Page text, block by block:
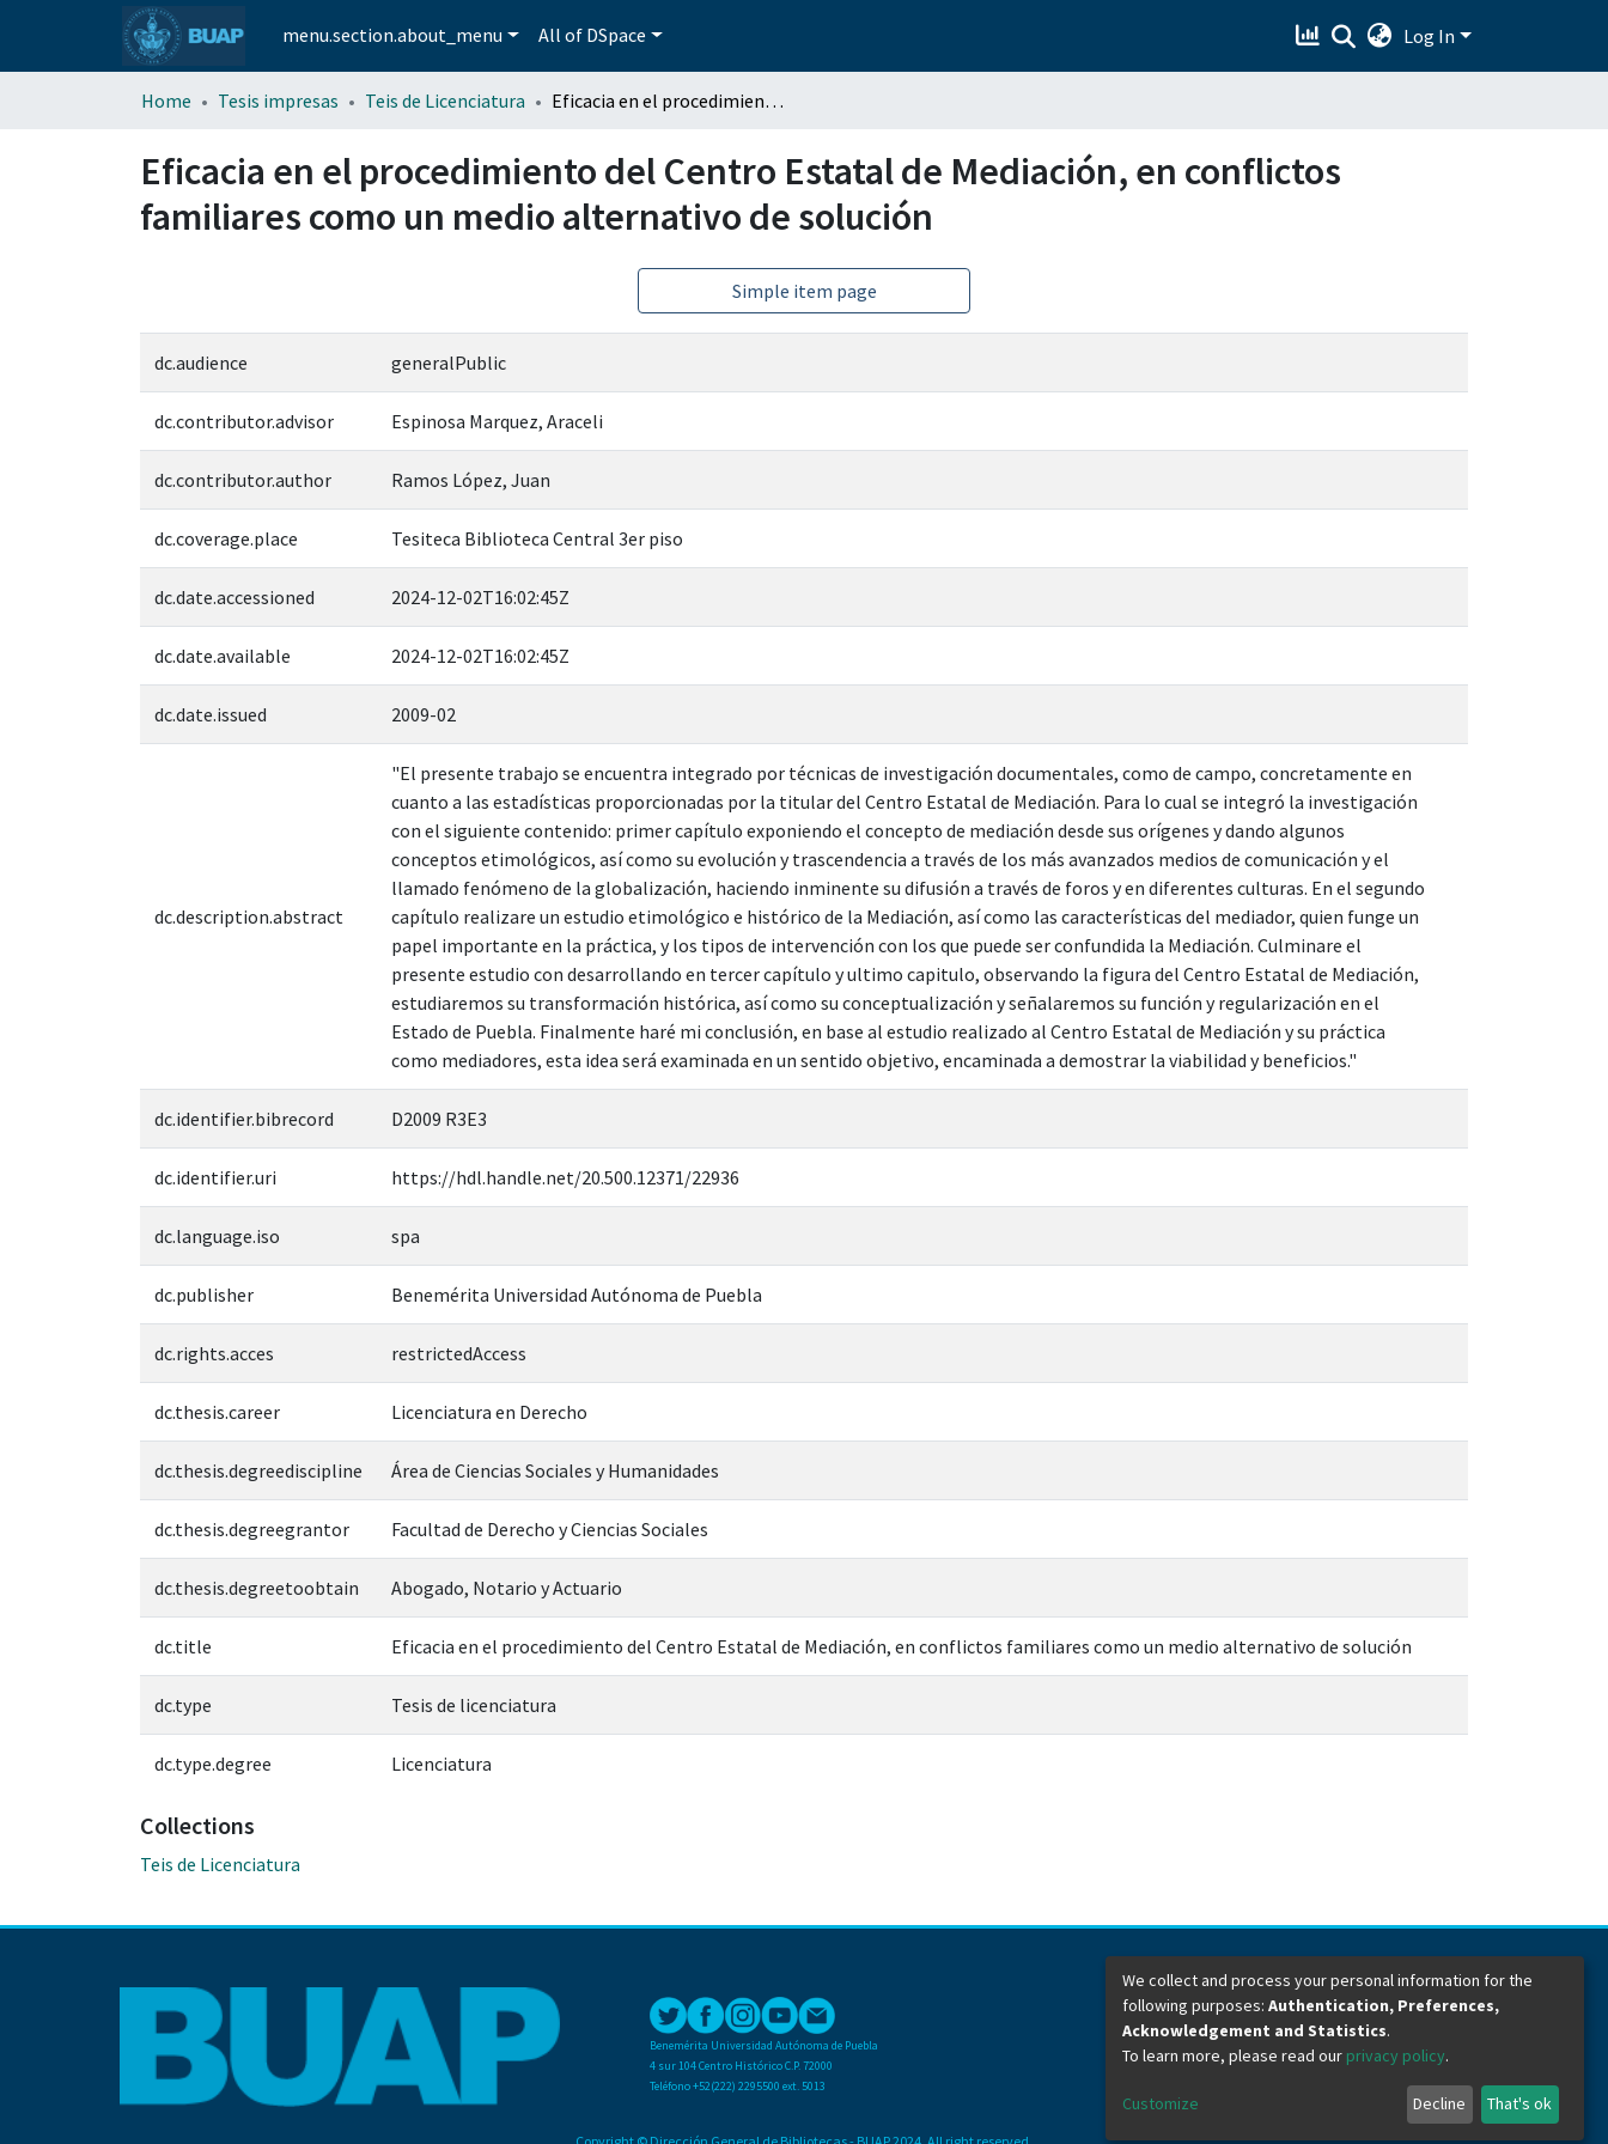
menu.section.about_menu All of DSpace Log In
Home Tesis impresas Teis de Licenciatura Eficacia en el procedimiento del Centro Estatal de Mediación, en conflictos familiares como un medio alternativo de solución
Eficacia en el procedimiento del Centro Estatal de Mediación, en conflictos
familiares como un medio alternativo de solución
Simple item page
dc.audience generalPublic
dc.contributor.advisor Espinosa Marquez, Araceli
dc.contributor.author Ramos López, Juan
dc.coverage.place Tesiteca Biblioteca Central 3er piso
dc.date.accessioned 2024-12-02T16:02:45Z
dc.date.available 2024-12-02T16:02:45Z
dc.date.issued 2009-02
dc.description.abstract
"El presente trabajo se encuentra integrado por técnicas de investigación documentales, como de campo, concretamente en
cuanto a las estadísticas proporcionadas por la titular del Centro Estatal de Mediación. Para lo cual se integró la investigación
con el siguiente contenido: primer capítulo exponiendo el concepto de mediación desde sus orígenes y dando algunos
conceptos etimológicos, así como su evolución y trascendencia a través de los más avanzados medios de comunicación y el
llamado fenómeno de la globalización, haciendo inminente su difusión a través de foros y en diferentes culturas. En el segundo
capítulo realizare un estudio etimológico e histórico de la Mediación, así como las características del mediador, quien funge un
papel importante en la práctica, y los tipos de intervención con los que puede ser confundida la Mediación. Culminare el
presente estudio con desarrollando en tercer capítulo y ultimo capitulo, observando la figura del Centro Estatal de Mediación,
estudiaremos su transformación histórica, así como su conceptualización y señalaremos su función y regularización en el
Estado de Puebla. Finalmente haré mi conclusión, en base al estudio realizado al Centro Estatal de Mediación y su práctica
como mediadores, esta idea será examinada en un sentido objetivo, encaminada a demostrar la viabilidad y beneficios."
dc.identifier.bibrecord D2009 R3E3
dc.identifier.uri https://hdl.handle.net/20.500.12371/22936
dc.language.iso spa
dc.publisher Benemérita Universidad Autónoma de Puebla
dc.rights.acces restrictedAccess
dc.thesis.career Licenciatura en Derecho
dc.thesis.degreediscipline Área de Ciencias Sociales y Humanidades
dc.thesis.degreegrantor Facultad de Derecho y Ciencias Sociales
dc.thesis.degreetoobtain Abogado, Notario y Actuario
dc.title Eficacia en el procedimiento del Centro Estatal de Mediación, en conflictos familiares como un medio alternativo de solución
dc.type Tesis de licenciatura
dc.type.degree Licenciatura
Collections
Teis de Licenciatura
Benemérita Universidad Autónoma de Puebla
4 sur 104 Centro Histórico C.P. 72000
Teléfono +52(222) 2295500 ext. 5013
Dirección General de Bibliotecas
Boulevard Valsequillo y Av. de las Torres
Ciudad Universitaria. Col. San Manuel
C.P. 72570
We collect and process your personal information for the
following purposes: Authentication, Preferences,
Acknowledgement and Statistics.
To learn more, please read our privacy policy.
Customize Decline That's ok